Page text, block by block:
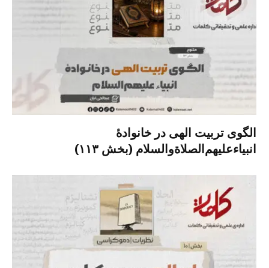
الگوی تربیت الهی در خانوادۀ
انبیاءعلیهم‌الصلاةو‌السلام (بخش ۱۱۳)